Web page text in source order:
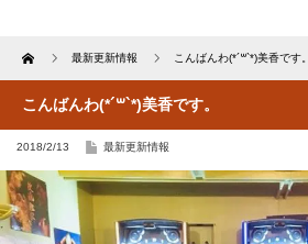
Home 最新更新情報 こんばんわ(*´꒳`*)美香です。
こんばんわ(*´꒳`*)美香です。
2018/2/13 最新更新情報